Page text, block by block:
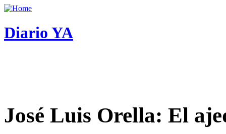
Diario YA
José Luis Orella: El